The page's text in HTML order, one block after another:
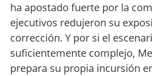
ha apostado fuerte por la
ejecutivos redujeron su
corrección. Y por si el
suficientemente complejo,
prepara su propia incursión